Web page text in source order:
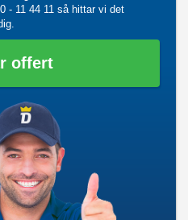
- 11 44 11 så hittar vi det
offert